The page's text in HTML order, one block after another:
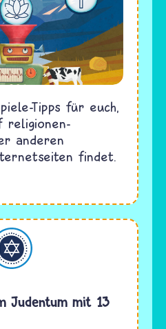
Tipps für euch,
religionen-
anderen
findet.
Judentum mit 13